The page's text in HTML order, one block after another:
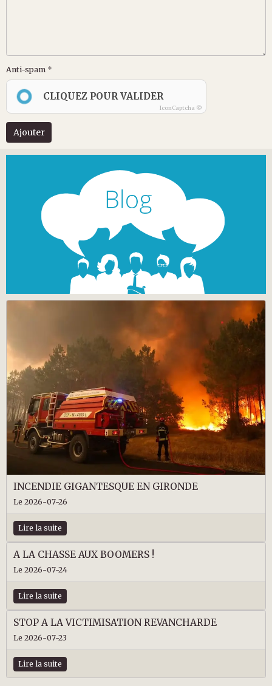
Anti-spam
CLIQUEZ POUR VALIDER
IconCaptcha ©
Ajouter
INCENDIE GIGANTESQUE EN GIRONDE
Le 2026-07-26
Lire la suite
A LA CHASSE AUX BOOMERS !
Le 2026-07-24
Lire la suite
STOP A LA VICTIMISATION REVANCHARDE
Le 2026-07-23
Lire la suite